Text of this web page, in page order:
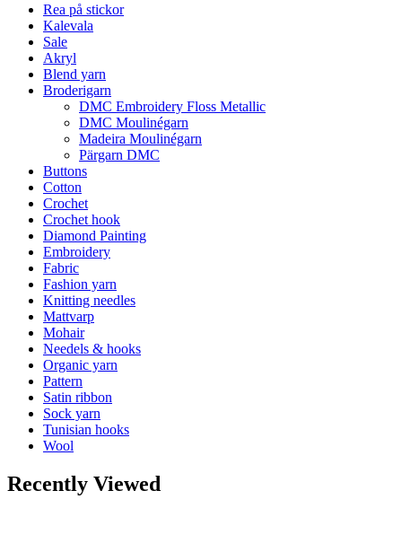
Rea på stickor
Kalevala
Sale
Akryl
Blend yarn
Broderigarn
DMC Embroidery Floss Metallic
DMC Moulinégarn
Madeira Moulinégarn
Pärgarn DMC
Buttons
Cotton
Crochet
Crochet hook
Diamond Painting
Embroidery
Fabric
Fashion yarn
Knitting needles
Mattvarp
Mohair
Needels & hooks
Organic yarn
Pattern
Satin ribbon
Sock yarn
Tunisian hooks
Wool
Recently Viewed